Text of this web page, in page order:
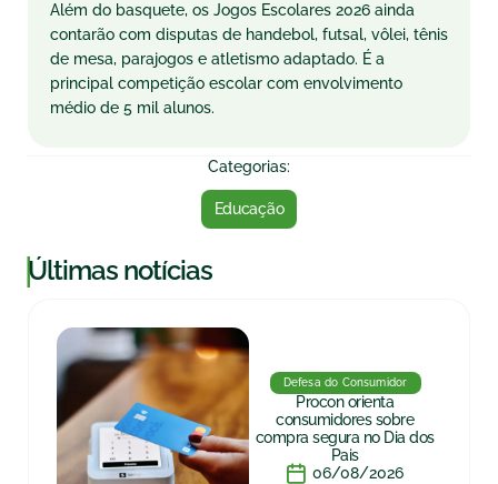
Além do basquete, os Jogos Escolares 2026 ainda
contarão com disputas de handebol, futsal, vôlei, tênis
de mesa, parajogos e atletismo adaptado. É a
principal competição escolar com envolvimento
médio de 5 mil alunos.
Categorias:
Educação
|Últimas notícias
Defesa do Consumidor
Procon orienta
consumidores sobre
compra segura no Dia dos
Pais
06/08/2026